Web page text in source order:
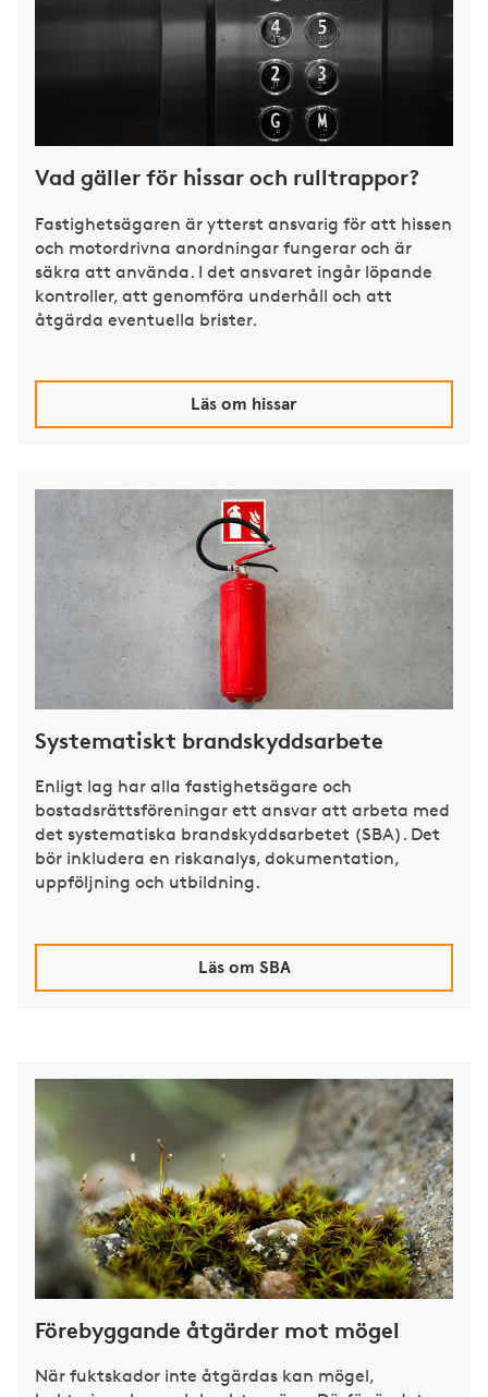
Vad gäller för hissar och rulltrappor?
Fastighetsägaren är ytterst ansvarig för att hissen
och motordrivna anordningar fungerar och är
säkra att använda. I det ansvaret ingår löpande
kontroller, att genomföra underhåll och att
åtgärda eventuella brister.
Läs om hissar
Systematiskt brandskyddsarbete
Enligt lag har alla fastighetsägare och
bostadsrättsföreningar ett ansvar att arbeta med
det systematiska brandskyddsarbetet (SBA). Det
bör inkludera en riskanalys, dokumentation,
uppföljning och utbildning.
Läs om SBA
Förebyggande åtgärder mot mögel
När fuktskador inte åtgärdas kan mögel,